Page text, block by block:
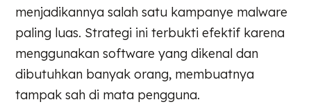
menjadikannya salah satu kampanye malware
paling luas. Strategi ini terbukti efektif karena
menggunakan software yang dikenal dan
dibutuhkan banyak orang, membuatnya
tampak sah di mata pengguna.